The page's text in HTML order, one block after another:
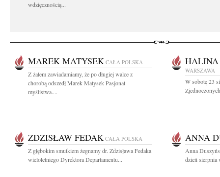
wdzięcznością...
MAREK MATYSEK CAŁA POLSKA
Z żalem zawiadamiamy, że po długiej walce z
chorobą odszedł Marek Matysek Pasjonat
myślistwa....
HALINA
WARSZAWA
W sobotę 23
ZDZISŁAW FEDAK CAŁA POLSKA
Z głębokim smutkiem żegnamy dr. Zdzisława Fedaka
wieloletniego Dyrektora Departamentu...
ANNA
Anna
dzień sierpnia